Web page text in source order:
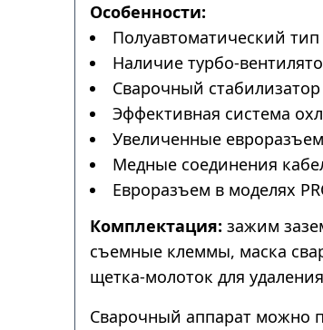
Особенности:
Полуавтоматический тип
Наличие турбо-
Сварочный стабилизатор
Эффективная система
Увеличенные
Медные соединения
Евроразъем в моделях
Комплектация: зажим
съемные клеммы, маска
щетка-молоток для
Сварочный аппарат можно